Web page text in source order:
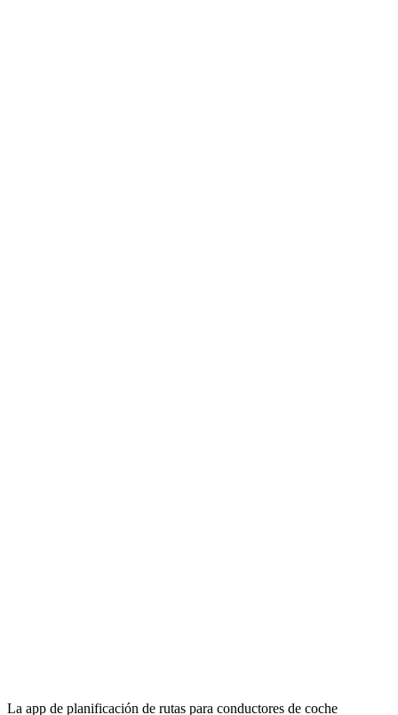
La app de planificación de rutas para conductores de coche